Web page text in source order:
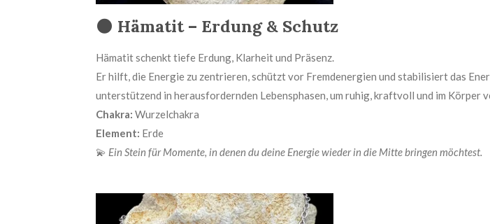
🌑 Hämatit – Erdung & Schutz
Hämatit schenkt tiefe Erdung, Klarheit und Präsenz.
Er hilft, die Energie zu zentrieren, schützt vor Fremdenergien und stabilisiert das
unterstützend in herausfordernden Lebensphasen, um ruhig, kraftvoll und im Körper
Chakra: Wurzelchakra
Element: Erde
💫 Ein Stein für Momente, in denen du deine Energie wieder in die Mitte bringen möchtest.